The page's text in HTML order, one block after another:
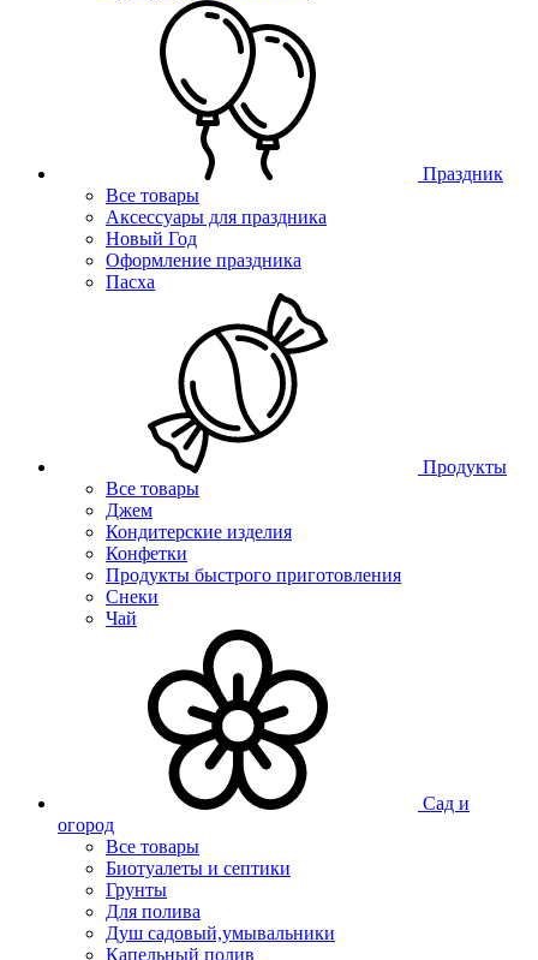
Праздник
Все товары
Аксессуары для праздника
Новый Год
Оформление праздника
Пасха
Продукты
Все товары
Джем
Кондитерские изделия
Конфетки
Продукты быстрого приготовления
Снеки
Чай
Сад и
огород
Все товары
Биотуалеты и септики
Грунты
Для полива
Душ садовый,умывальники
Капельный полив